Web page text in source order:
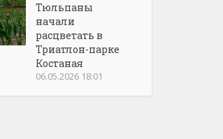
Тюльпаны
начали
расцветать в
Триатлон-парке
Костаная
06.05.2026 18:01